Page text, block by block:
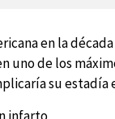
en la
uno de los
su estadía